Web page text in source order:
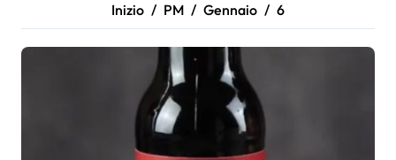
Inizio PM Gennaio 6